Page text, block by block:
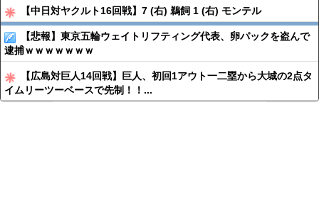
【中日対ヤクルト16回戦】7 (右) 鵜飼 1 (右) モンテル
【悲報】東京五輪ウェイトリフティング代表、卵パックを盗んで
逮捕ｗｗｗｗｗｗｗ
【広島対巨人14回戦】巨人、初回1アウト一二塁から大城の2点タ
イムリーツーベースで先制！！...